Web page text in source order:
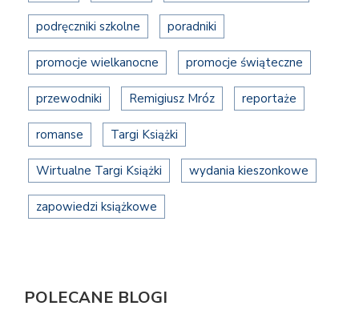
podręczniki szkolne poradniki
promocje wielkanocne promocje świąteczne
przewodniki Remigiusz Mróz reportaże
romanse Targi Książki
Wirtualne Targi Książki wydania kieszonkowe
zapowiedzi książkowe
POLECANE BLOGI